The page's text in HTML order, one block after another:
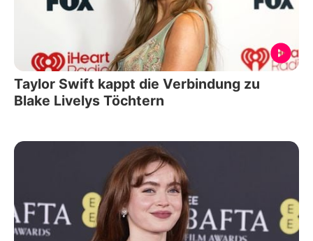
Taylor Swift kappt die Verbindung zu
Blake Livelys Töchtern